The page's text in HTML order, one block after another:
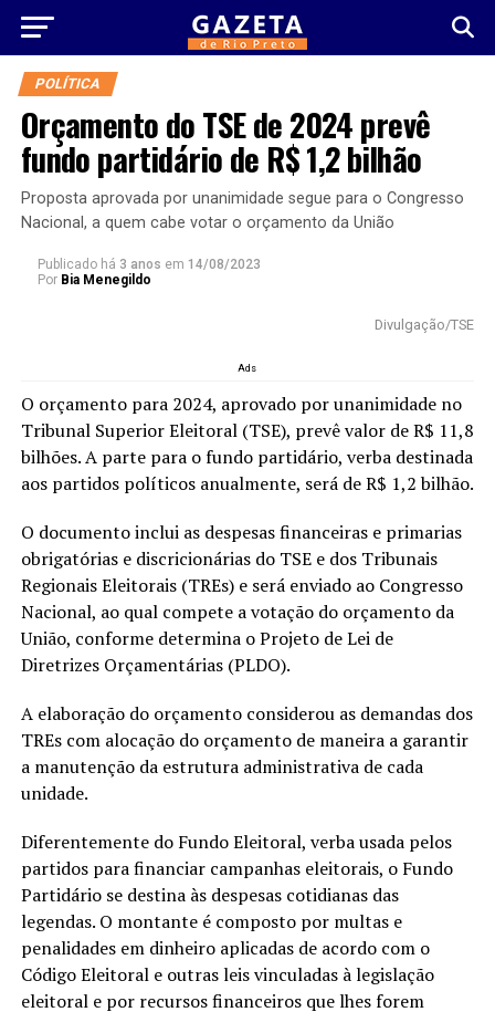
POLÍTICA
Orçamento do TSE de 2024 prevê
fundo partidário de R$ 1,2 bilhão
Proposta aprovada por unanimidade segue para o Congresso
Nacional, a quem cabe votar o orçamento da União
Publicado há 3 anos em 14/08/2023
Por Bia Menegildo
Divulgação/TSE
Ads
O orçamento para 2024, aprovado por unanimidade no
Tribunal Superior Eleitoral (TSE), prevê valor de R$ 11,8
bilhões. A parte para o fundo partidário, verba destinada
aos partidos políticos anualmente, será de R$ 1,2 bilhão.
O documento inclui as despesas financeiras e primarias
obrigatórias e discricionárias do TSE e dos Tribunais
Regionais Eleitorais (TREs) e será enviado ao Congresso
Nacional, ao qual compete a votação do orçamento da
União, conforme determina o Projeto de Lei de
Diretrizes Orçamentárias (PLDO).
A elaboração do orçamento considerou as demandas dos
TREs com alocação do orçamento de maneira a garantir
a manutenção da estrutura administrativa de cada
unidade.
Diferentemente do Fundo Eleitoral, verba usada pelos
partidos para financiar campanhas eleitorais, o Fundo
Partidário se destina às despesas cotidianas das
legendas. O montante é composto por multas e
penalidades em dinheiro aplicadas de acordo com o
Código Eleitoral e outras leis vinculadas à legislação
eleitoral e por recursos financeiros que lhes forem